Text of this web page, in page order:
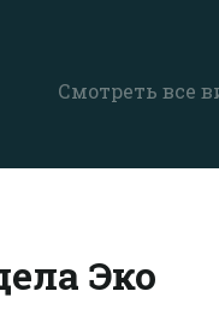
Смотреть все
Эко